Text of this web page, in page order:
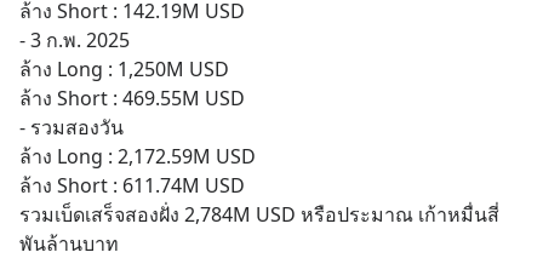
ล้าง Short : 142.19M USD
- 3 ก.พ. 2025
ล้าง Long : 1,250M USD
ล้าง Short : 469.55M USD
- รวมสองวัน
ล้าง Long : 2,172.59M USD
ล้าง Short : 611.74M USD
รวมเบ็ดเสร็จสองฝั่ง 2,784M USD หรือประมาณ เก้าหมื่นสี่
พันล้านบาท